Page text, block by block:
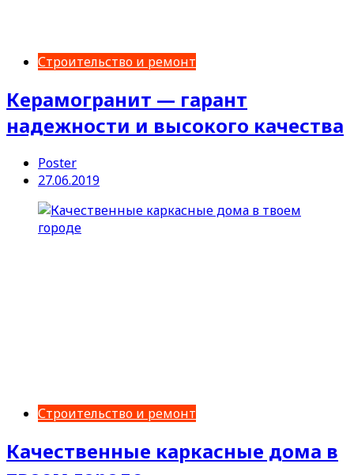
Строительство и ремонт
Керамогранит — гарант
надежности и высокого качества
Poster
27.06.2019
Строительство и ремонт
Качественные каркасные дома в